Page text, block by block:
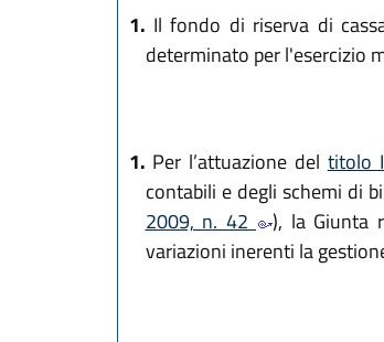
1. Il fondo di riserva di
determinato per l'esercizio
1. Per l’attuazione del titolo
contabili e degli schemi di
2009, n. 42
), la Giunta
variazioni inerenti la